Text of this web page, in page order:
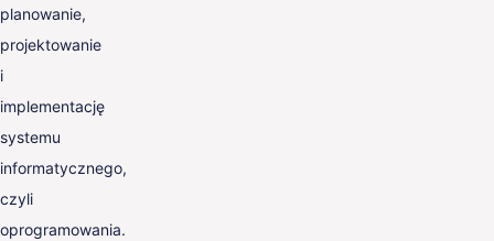
planowanie,
projektowanie
i
implementację
systemu
informatycznego,
czyli
oprogramowania.